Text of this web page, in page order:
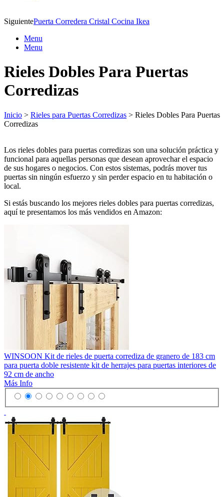
SiguientePuerta Corredera Cristal Cocina Ikea
Menu
Menu
Rieles Dobles Para Puertas
Corredizas
Inicio > Rieles para Puertas Corredizas > Rieles Dobles Para Puertas
Corredizas
Los rieles dobles para puertas corredizas son una solución práctica y
funcional para aquellas personas que desean aprovechar el espacio
de sus hogares o negocios. Con estos sistemas, podrás mover tus
puertas sin ningún esfuerzo y sin perder espacio en tu habitación o
local.
Si estás buscando los mejores rieles dobles para puertas corredizas,
aquí te presentamos los más vendidos en Amazon:
WINSOON Kit de rieles de puerta corrediza de granero de 183 cm
para puerta doble resistente kit de herrajes para puertas interiores de
92 cm de ancho
Más Info